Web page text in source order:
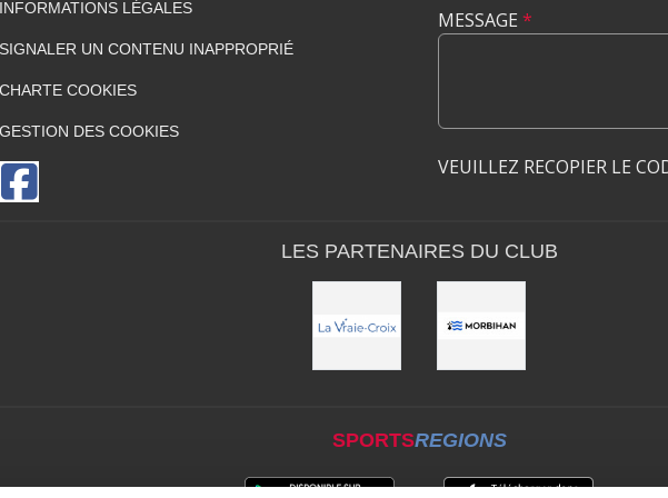
INFORMATIONS LÉGALES
SIGNALER UN CONTENU INAPPROPRIÉ
CHARTE COOKIES
GESTION DES COOKIES
MESSAGE *
VEUILLEZ RECOPIER LE
LES PARTENAIRES DU CLUB
SPORTSREGIONS